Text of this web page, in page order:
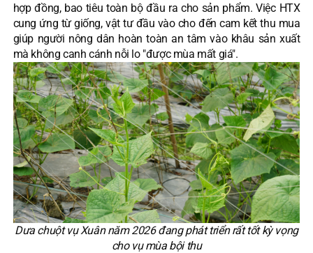
hợp đồng, bao tiêu toàn bộ đầu ra cho sản phẩm. Việc HTX
cung ứng từ giống, vật tư đầu vào cho đến cam kết thu mua
giúp người nông dân hoàn toàn an tâm vào khâu sản xuất
mà không canh cánh nỗi lo "được mùa mất giá".
Dưa chuột vụ Xuân năm 2026 đang phát triển rất tốt kỳ vọng
cho vụ mùa bội thu